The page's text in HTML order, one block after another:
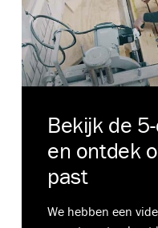
Bekijk de
en ontdek
past
We hebben een